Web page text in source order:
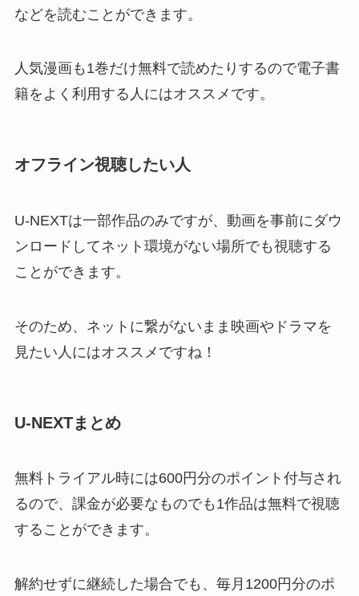
などを読むことができます。
人気漫画も1巻だけ無料で読めたりするので電子書
籍をよく利用する人にはオススメです。
オフライン視聴したい人
U-NEXTは一部作品のみですが、動画を事前にダウ
ンロードしてネット環境がない場所でも視聴する
ことができます。
そのため、ネットに繋がないまま映画やドラマを
見たい人にはオススメですね！
U-NEXTまとめ
無料トライアル時には600円分のポイント付与され
るので、課金が必要なものでも1作品は無料で視聴
することができます。
解約せずに継続した場合でも、毎月1200円分のポ